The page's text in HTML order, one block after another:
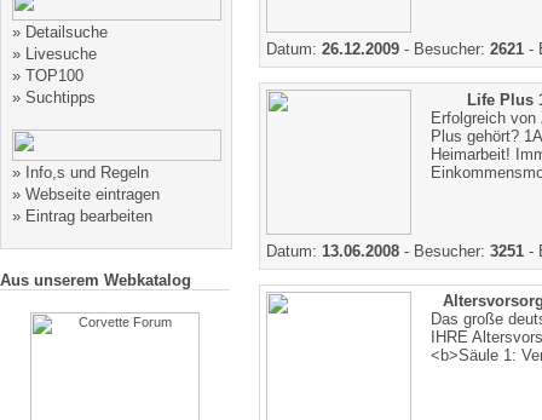
» Detailsuche
» Livesuche
» TOP100
» Suchtipps
» Info,s und Regeln
» Webseite eintragen
» Eintrag bearbeiten
Aus unserem Webkatalog
Datum: 26.12.2009 - Besucher: 2621 -
Life Plus
Erfolgreich
Plus gehört?
Heimarbeit!
Datum: 13.06.2008 - Besucher: 3251 -
Das große
IHRE
<b>Säule 1: